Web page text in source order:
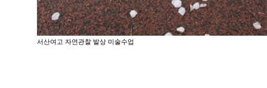
서산여고 자연관찰 발상 미술수업